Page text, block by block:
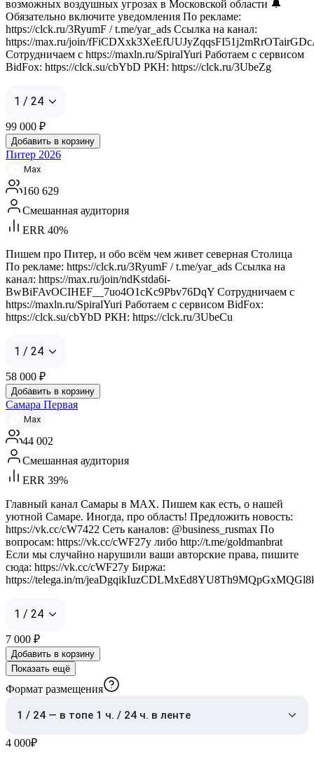
возможных воздушных угрозах в Московской области 🔔
Обязательно включите уведомления По рекламе:
https://clck.ru/3RyumF / t.me/yar_ads Ссылка на канал:
https://max.ru/join/
Сотрудничаем с https://maxln.ru/SpiralYuri Работаем с сервисом
BidFox: https://clck.su/cbYbD РКН: https://clck.ru/3UbeZg
1 / 24
99 000 ₽
Добавить в корзину
Питер 2026
Max
160 629
Смешанная аудитория
ERR 40%
Пишем про Питер, и обо всём чем живет северная Столица
По рекламе: https://clck.ru/3RyumF / t.me/yar_ads Ссылка на
канал: https://max.ru/join/ndKstda6i-
BwBiFAvOCIHEF__7uo4O1cKc9Pbv76DqY Сотрудничаем с
https://maxln.ru/SpiralYuri Работаем с сервисом BidFox:
https://clck.su/cbYbD РКН: https://clck.ru/3UbeCu
1 / 24
58 000 ₽
Добавить в корзину
Самара Первая
Max
44 002
Смешанная аудитория
ERR 39%
Главный канал Самары в MAX. Пишем как есть, о нашей
уютной Самаре. Иногда, про область! Предложить новость:
https://vk.cc/cW7422 Сеть каналов: @business_rusmax По
вопросам: https://vk.cc/cWF27y либо http://t.me/goldmanbrat
Если мы случайно нарушили ваши авторские права, пишите
сюда: https://vk.cc/cWF27y Биржа:
https://telega.in/m/
1 / 24
7 000 ₽
Добавить в корзину
Показать ещё
Формат размещения
1 / 24 — в топе 1 ч. / 24 ч. в ленте
4 000₽